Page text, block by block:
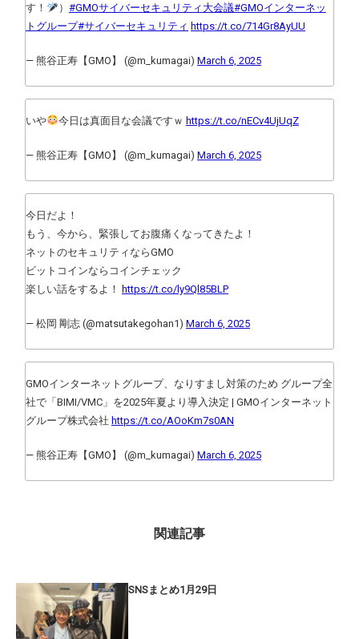
す！
） #GMOサイバーセキュリティ大会議#GMOインターネッ
トグループ#サイバーセキュリティ https://t.co/714Gr8AyUU
— 熊谷正寿【GMO】 (@m_kumagai) March 6, 2025
いや 今日は真面目な会議ですｗ https://t.co/nECv4UjUqZ
— 熊谷正寿【GMO】 (@m_kumagai) March 6, 2025
今日だよ！
もう、今から、緊張してお腹痛くなってきたよ！
ネットのセキュリティならGMO
ビットコインならコインチェック
楽しい話をするよ！
https://t.co/ly9Ql85BLP
— 松岡 剛志 (@matsutakegohan1) March 6, 2025
GMOインターネットグループ、なりすまし対策のため グループ全
社で「BIMI/VMC」を2025年夏より導入決定 | GMOインターネット
グループ株式会社 https://t.co/AOoKm7s0AN
— 熊谷正寿【GMO】 (@m_kumagai) March 6, 2025
関連記事
SNSまとめ1月29日